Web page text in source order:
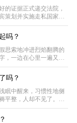
的证据正式递交法院，
策划并实施走私国家违
多项罪行，数罪并罚，
；同案的陶江获刑八
剥夺政治权利终身。这
牵着陈异的手走出法院
人眼眶发热，两人都觉
吗？
思索地冲进烈焰翻腾的
，一边在心里一遍又一
苗靖便寸步不离地守在
。待陈异终于出院，两
了好几盆绿植，叶片葱
个脸盆大小的月饼，神
都能陪在苗靖身边。苗
吗？
眠中醒来，习惯性地侧
平整，人却不见了。她
的，只有水龙头在滴
房，在走廊、楼梯间、